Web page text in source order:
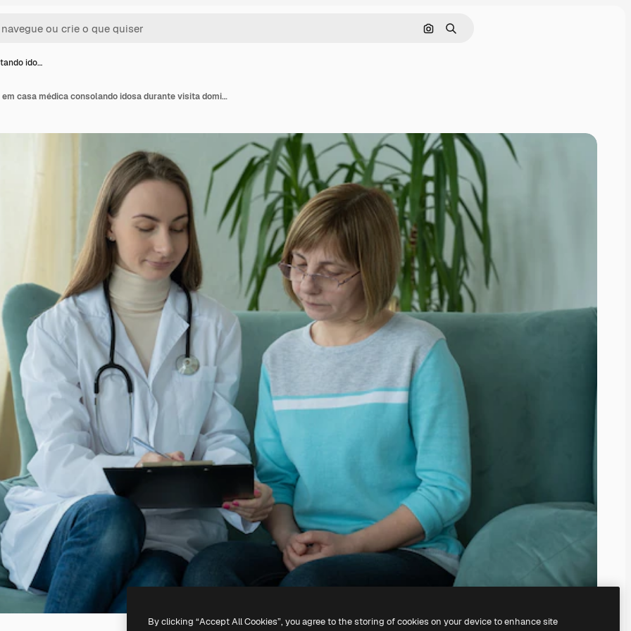
Pesquisar por imagem
Buscar
ido…
Médico visitando idosa em casa médica consolando idosa durante visita domiciliar
By clicking “Accept All Cookies”, you agree to the storing of cookies on your device to enhance site